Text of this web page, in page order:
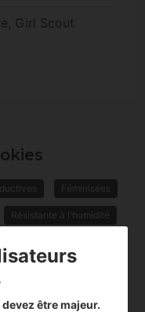
Girl Scout
Féminisées
Résistante à l'humidité
être majeur.